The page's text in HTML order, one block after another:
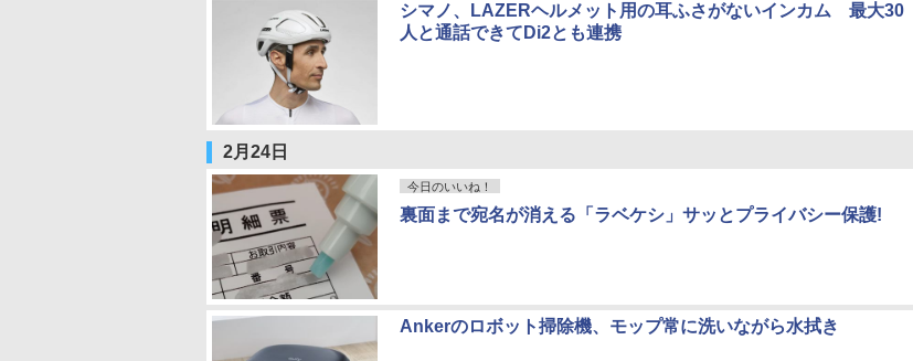
シマノ、LAZERヘルメット用の耳ふさがないインカム 最大30
人と通話できてDi2とも連携
2月24日
今日のいいね！
裏面まで宛名が消える「ラベケシ」サッとプライバシー保護!
Ankerのロボット掃除機、モップ常に洗いながら水拭き